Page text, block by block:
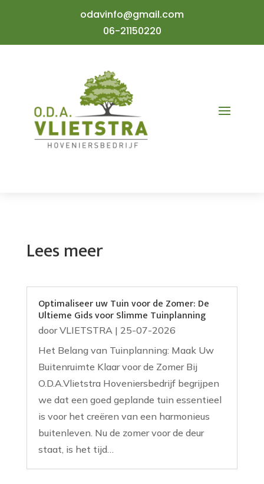
odavinfo@gmail.com
06-21150220
Lees meer
Optimaliseer uw Tuin voor de Zomer: De
Ultieme Gids voor Slimme Tuinplanning
doorVLIETSTRA| 25-07-2026
Het Belang van Tuinplanning: Maak Uw
Buitenruimte Klaar voor de Zomer Bij
O.D.A.Vlietstra Hoveniersbedrijf begrijpen
we dat een goed geplande tuin essentieel
is voor het creëren van een harmonieus
buitenleven. Nu de zomer voor de deur
staat, is het tijd…